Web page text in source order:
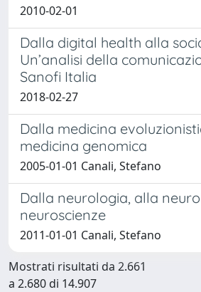
2010-02-01
Dalla digital health alla
Un’analisi della
Sanofi Italia
2018-02-27
Dalla medicina
medicina genomica
2005-01-01 Canali, Stefano
Dalla neurologia, alla
neuroscienze
2011-01-01 Canali, Stefano
Mostrati risultati da 2.661
a 2.680 di 14.907